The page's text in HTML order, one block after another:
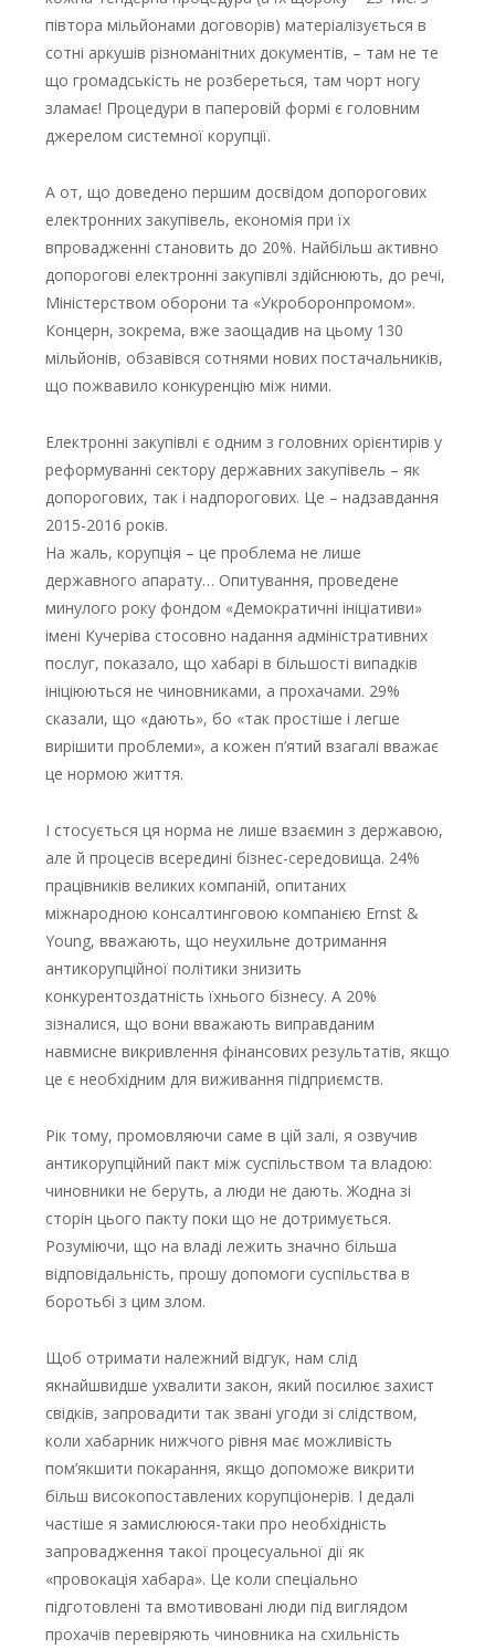
півтора мільйонами договорів) матеріалізується в
сотні аркушів різноманітних документів, – там не те
що громадськість не розбереться, там чорт ногу
зламає! Процедури в паперовій формі є головним
джерелом системної корупції.
А от, що доведено першим досвідом допорогових
електронних закупівель, економія при їх
впровадженні становить до 20%. Найбільш активно
допорогові електронні закупівлі здійснюють, до речі,
Міністерством оборони та «Укроборонпромом».
Концерн, зокрема, вже заощадив на цьому 130
мільйонів, обзавівся сотнями нових постачальників,
що пожвавило конкуренцію між ними.
Електронні закупівлі є одним з головних орієнтирів у
реформуванні сектору державних закупівель – як
допорогових, так і надпорогових. Це – надзавдання
2015-2016 років.
На жаль, корупція – це проблема не лише
державного апарату… Опитування, проведене
минулого року фондом «Демократичні ініціативи»
імені Кучеріва стосовно надання адміністративних
послуг, показало, що хабарі в більшості випадків
ініціюються не чиновниками, а прохачами. 29%
сказали, що «дають», бо «так простіше і легше
вирішити проблеми», а кожен п’ятий взагалі вважає
це нормою життя.
І стосується ця норма не лише взаємин з державою,
але й процесів всередині бізнес-середовища. 24%
працівників великих компаній, опитаних
міжнародною консалтинговою компанією Ernst &
Young, вважають, що неухильне дотримання
антикорупційної політики знизить
конкурентоздатність їхнього бізнесу. А 20%
зізналися, що вони вважають виправданим
навмисне викривлення фінансових результатів, якщо
це є необхідним для виживання підприємств.
Рік тому, промовляючи саме в цій залі, я озвучив
антикорупційний пакт між суспільством та владою:
чиновники не беруть, а люди не дають. Жодна зі
сторін цього пакту поки що не дотримується.
Розуміючи, що на владі лежить значно більша
відповідальність, прошу допомоги суспільства в
боротьбі з цим злом.
Щоб отримати належний відгук, нам слід
якнайшвидше ухвалити закон, який посилює захист
свідків, запровадити так звані угоди зі слідством,
коли хабарник нижчого рівня має можливість
пом’якшити покарання, якщо допоможе викрити
більш високопоставлених корупціонерів. І дедалі
частіше я замислююся-таки про необхідність
запровадження такої процесуальної дії як
«провокація хабара». Це коли спеціально
підготовлені та вмотивовані люди під виглядом
прохачів перевіряють чиновника на схильність